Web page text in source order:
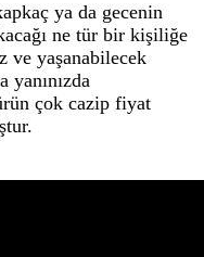
ya da gecenin
ne tür bir kişiliğe
ve yaşanabilecek
yanınızda
çok cazip fiyat